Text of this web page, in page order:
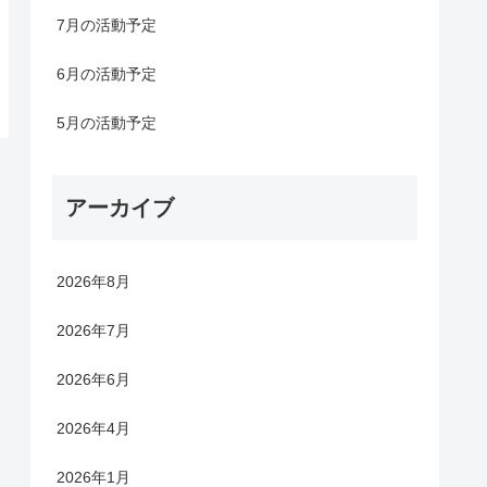
7月の活動予定
6月の活動予定
5月の活動予定
アーカイブ
2026年8月
2026年7月
2026年6月
2026年4月
2026年1月